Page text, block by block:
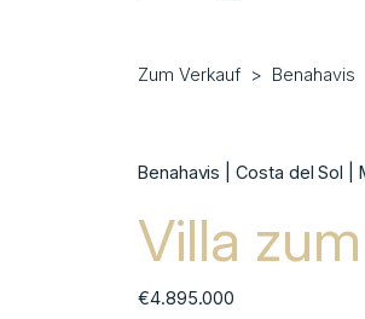
Zum Verkauf Benahavis
Benahavis | Costa del Sol |
Villa
€4.895.000